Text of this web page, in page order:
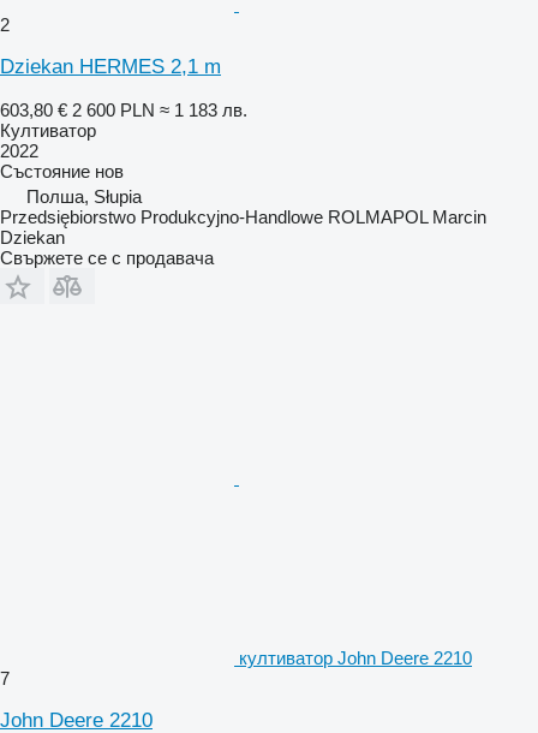
2
Dziekan HERMES 2,1 m
603,80 € 2 600 PLN ≈ 1 183 лв.
Култиватор
2022
Състояние нов
Полша, Słupia
Przedsiębiorstwo Produkcyjno-Handlowe ROLMAPOL Marcin
Dziekan
Свържете се с продавача
култиватор John Deere 2210
7
John Deere 2210